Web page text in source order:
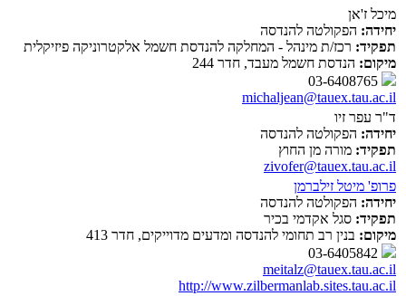
מיכל ז'אן
יחידה: הפקולטה להנדסה
תפקיד: רכז/ת מינהל - המחלקה להנדסת חשמל אלקטרוניקה פיזיקלית
מיקום: הנדסת חשמל מעבד, חדר 244
michaljean@tauex.tau.ac.il
ד"ר עפר זיו
יחידה: הפקולטה להנדסה
תפקיד: מורה מן החוץ
zivofer@tauex.tau.ac.il
פרופ' מיטל זילברמן
יחידה: הפקולטה להנדסה
תפקיד: סגל אקדמי בכיר
מיקום: בנין רב תחומי להנדסה ומדעים מדוייקים, חדר 413
meitalz@tauex.tau.ac.il
http://www.zilbermanlab.sites.tau.ac.il